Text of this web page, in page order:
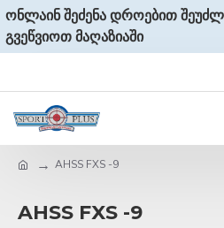
ონლაინ შეძენა დროებით
გვეწვიოთ მაღაზიაში
AHSS FXS -9
AHSS FXS -9